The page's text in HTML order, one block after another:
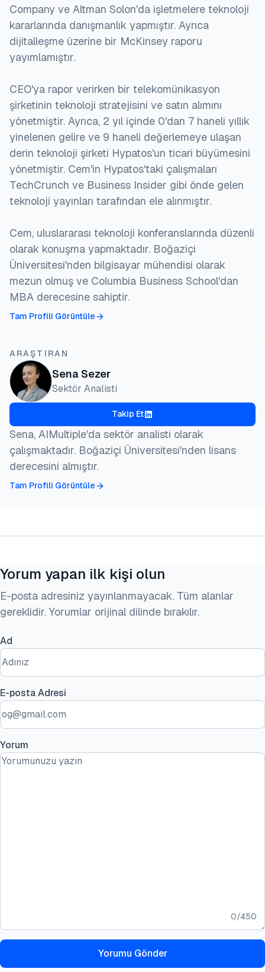
Company ve Altman Solon'da işletmelere teknoloji
kararlarında danışmanlık yapmıştır. Ayrıca
dijitalleşme üzerine bir McKinsey raporu
yayımlamıştır.
CEO'ya rapor verirken bir telekomünikasyon
şirketinin teknoloji stratejisini ve satın alımını
yönetmiştir. Ayrıca, 2 yıl içinde 0'dan 7 haneli yıllık
yinelenen gelire ve 9 haneli değerlemeye ulaşan
derin teknoloji şirketi Hypatos'un ticari büyümesini
yönetmiştir. Cem'in Hypatos'taki çalışmaları
TechCrunch ve Business Insider gibi önde gelen
teknoloji yayınları tarafından ele alınmıştır.
Cem, uluslararası teknoloji konferanslarında düzenli
olarak konuşma yapmaktadır. Boğaziçi
Üniversitesi'nden bilgisayar mühendisi olarak
mezun olmuş ve Columbia Business School'dan
MBA derecesine sahiptir.
Tam Profili Görüntüle
ARAŞTIRAN
Sena Sezer
Sektör Analisti
Takip Et
Sena, AIMultiple'da sektör analisti olarak
çalışmaktadır. Boğaziçi Üniversitesi'nden lisans
derecesini almıştır.
Tam Profili Görüntüle
Yorum yapan ilk kişi olun
E-posta adresiniz yayınlanmayacak. Tüm alanlar
gereklidir. Yorumlar orijinal dilinde bırakılır.
Ad
E-posta Adresi
Yorum
0/450
Yorumu Gönder